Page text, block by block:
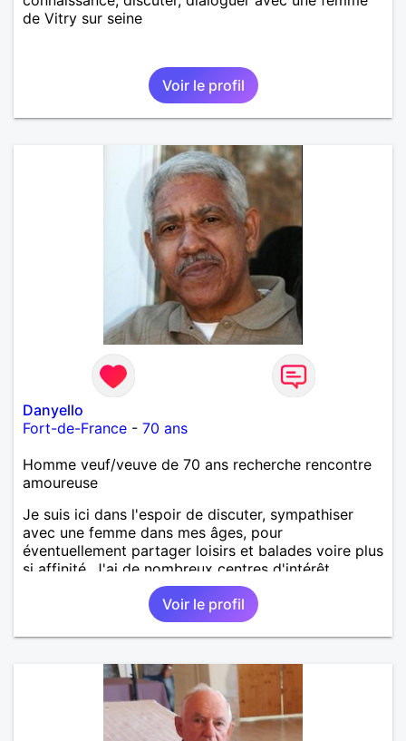
de Vitry sur seine
Voir le profil
Danyello
Fort-de-France - 70 ans
Homme veuf/veuve de 70 ans recherche rencontre
amoureuse
Je suis ici dans l'espoir de discuter, sympathiser
avec une femme dans mes âges, pour
éventuellement partager loisirs et balades voire plus
si affinité. J'ai de nombreux centres d'intérêt
comme la musique, balades, pêche, gastronomie,...
Voir le profil